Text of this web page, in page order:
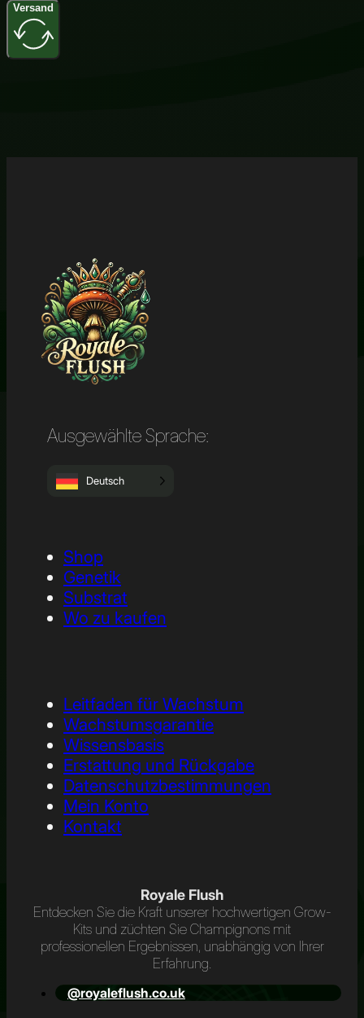
Versand
Shop
Genetik
Substrat
Wo zu kaufen
Ausgewählte Sprache:
Deutsch
Leitfaden für Wachstum
Wachstumsgarantie
Wissensbasis
Erstattung und Rückgabe
Datenschutzbestimmungen
Mein Konto
Kontakt
Royale Flush
Entdecken Sie die Kraft unserer hochwertigen Grow-
Kits und züchten Sie Champignons mit
professionellen Ergebnissen, unabhängig von Ihrer
Erfahrung.
@royaleflush.co.uk